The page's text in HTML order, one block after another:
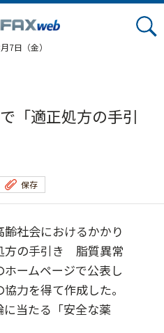
7日（金）
「適正処方の手引
保存
社会におけるかかり
方の手引き 脂質異常
ームページで公表し
力を得て作成した。
当たる「安全な薬